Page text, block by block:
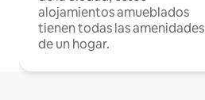
alojamientos amueblados
tienen todas las amenidades
de un hogar.